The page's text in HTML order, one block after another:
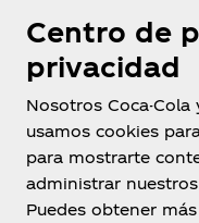
Centro de
privacidad
Nosotros Coca-Cola
usamos cookies
para mostrarte
administrar
Puedes obtener